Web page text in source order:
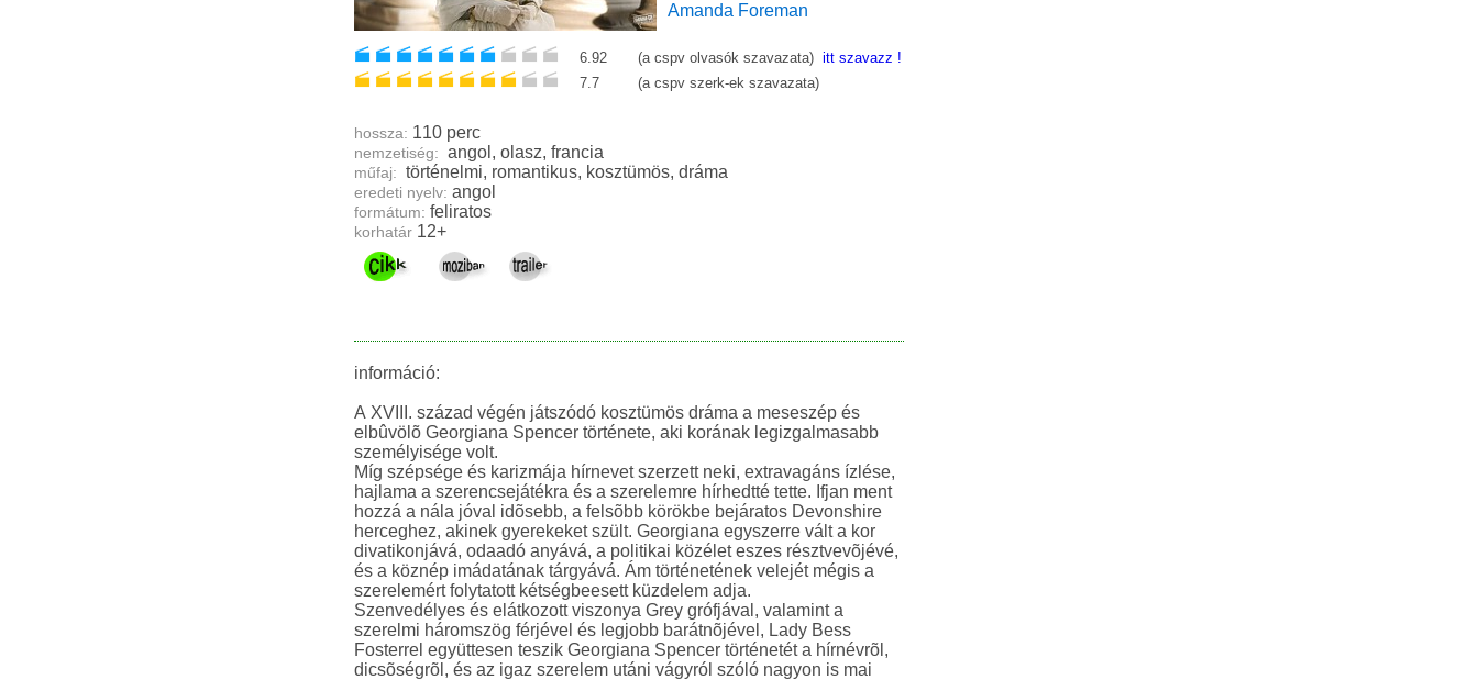
Amanda Foreman
6.92 (a cspv olvasók szavazata) itt szavazz !
7.7
(a cspv szerk-ek szavazata)
hossza: 110 perc
nemzetiség: angol, olasz, francia
műfaj: történelmi, romantikus, kosztümös, dráma
eredeti nyelv: angol
formátum: feliratos
korhatár 12+
információ:
A XVIII. század végén játszódó kosztümös dráma a meseszép és
elbûvölõ Georgiana Spencer története, aki korának legizgalmasabb
személyisége volt.
Míg szépsége és karizmája hírnevet szerzett neki, extravagáns ízlése,
hajlama a szerencsejátékra és a szerelemre hírhedtté tette. Ifjan ment
hozzá a nála jóval idõsebb, a felsõbb körökbe bejáratos Devonshire
herceghez, akinek gyerekeket szült. Georgiana egyszerre vált a kor
divatikonjává, odaadó anyává, a politikai közélet eszes résztvevõjévé,
és a köznép imádatának tárgyává. Ám történetének velejét mégis a
szerelemért folytatott kétségbeesett küzdelem adja.
Szenvedélyes és elátkozott viszonya Grey grófjával, valamint a
szerelmi háromszög férjével és legjobb barátnõjével, Lady Bess
Fosterrel együttesen teszik Georgiana Spencer történetét a hírnévrõl,
dicsõségrõl, és az igaz szerelem utáni vágyról szóló nagyon is mai